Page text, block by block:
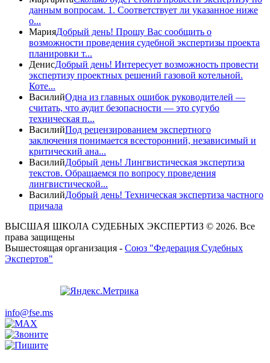
данным вопросам. 1. Соответствует ли указанное ниже
о...
МарияДобрый день! Прошу Вас сообщить о
возможности проведения судебной экспертизы проекта
планировки т...
ДенисДобрый день! Интересует возможность провести
экспертизу проектных решений газовой котельной.
Коте...
ВасилийОдна из главных ошибок руководителей —
считать, что аудит безопасности — это сугубо
техническая п...
ВасилийПод рецензированием экспертного
заключения понимается всесторонний, независимый и
критический ана...
ВасилийДобрый день! Лингвистическая экспертиза
текстов. Обращаемся по вопросу проведения
лингвистической...
ВасилийДобрый день! Техническая экспертиза частного
причала
ВЫСШАЯ ШКОЛА СУДЕБНЫХ ЭКСПЕРТИЗ © 2026. Все
права защищены
Вышестоящая организация - Союз "Федерация Судебных
Экспертов"
info@fse.ms